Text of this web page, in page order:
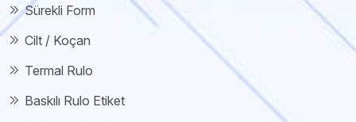
Sürekli Form
Cilt / Koçan
Termal Rulo
Baskılı Rulo Etiket